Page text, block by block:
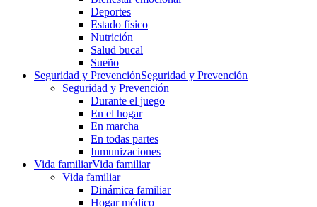
Deportes
Estado físico
Nutrición
Salud bucal
Sueño
Seguridad y PrevenciónSeguridad y Prevención
Seguridad y Prevención
Durante el juego
En el hogar
En marcha
En todas partes
Inmunizaciones
Vida familiarVida familiar
Vida familiar
Dinámica familiar
Hogar médico